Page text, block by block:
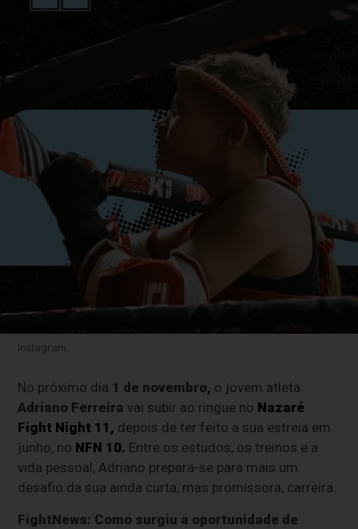
Instagram
No próximo dia 1 de novembro, o jovem atleta
Adriano Ferreira vai subir ao ringue no Nazaré
Fight Night 11 , depois de ter feito a sua estreia em
junho, no NFN 10. Entre os estudos, os treinos e a
vida pessoal, Adriano prepara-se para mais um
desafio da sua ainda curta, mas promissora, carreira.
FightNews: Como surgiu a oportunidade de